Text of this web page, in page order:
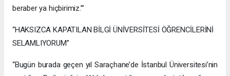
beraber ya hiçbirimiz.’”
“HAKSIZCA KAPATILAN BİLGİ ÜNİVERSİTESİ ÖĞRENCİLERİNİ
SELAMLIYORUM”
“Bugün burada geçen yıl Saraçhane’de İstanbul Üniversitesi’nin